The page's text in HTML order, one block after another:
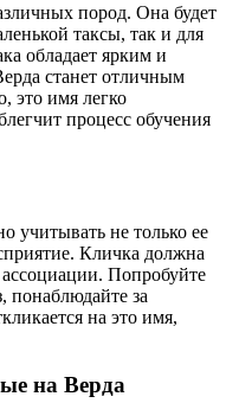
пород. Она будет
таксы, так и для
обладает ярким и
станет отличным
это имя легко
процесс обучения
учитывать не только ее
Кличка должна
Попробуйте
понаблюдайте за
на это имя,
на Верда